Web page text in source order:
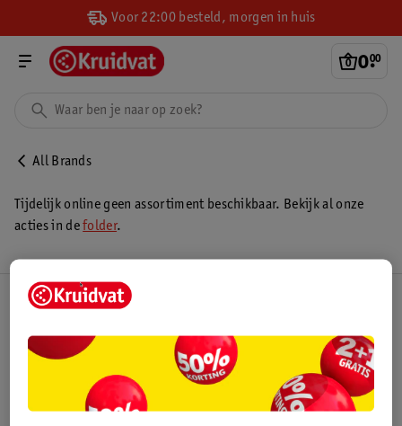
Voor 22:00 besteld, morgen in huis
0.
00
All Brands
Tijdelijk online geen assortiment beschikbaar. Bekijk al onze
acties in defolder.
Kruidvat Club
Over Kruidvat